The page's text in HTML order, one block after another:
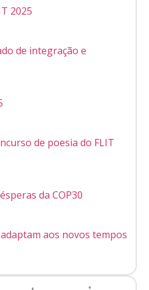
2025
de integração e
de poesia do FLIT
da COP30
aos novos tempos